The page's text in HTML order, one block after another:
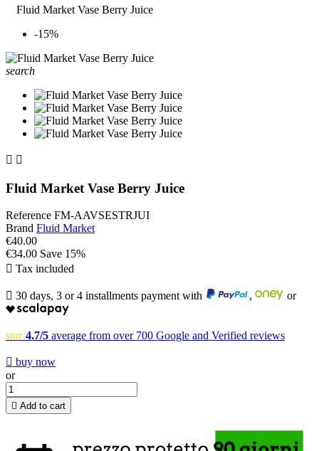
Fluid Market Vase Berry Juice
-15%
search
 
Fluid Market Vase Berry Juice
Reference FM-AAVSESTRJUI
Brand Fluid Market
€40.00
€34.00 Save 15%
 Tax included
 30 days, 3 or 4 installments payment with , or
star 4.7/5 average from over 700 Google and Verified reviews
 buy now
or
 Add to cart